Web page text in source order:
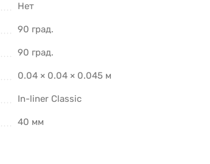
Нет
90 град.
90 град.
0.04 × 0.04 × 0.045 м
In-liner Classic
40 мм